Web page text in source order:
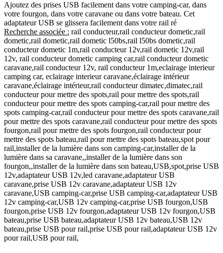
Ajoutez des prises USB facilement dans votre camping-car, dans
votre fourgon, dans votre caravane ou dans votre bateau. Cet
adaptateur USB se glissera facilement dans votre rail ré
Recherche associée : rail conducteur,rail conducteur dometic,rail
dometic,rail dometic,rail dometic l50bs,rail l50bs dometic,rail
conducteur dometic 1m,rail conducteur 12v,rail dometic 12v,rail
12v, rail conducteur dometic camping car,rail conducteur dometic
caravane,rail conducteur 12v, rail conducteur 1m,eclairage interieur
camping car, eclairage interieur caravane,éclairage intérieur
caravane,éclairage intérieur,rail conducteur dimatec,dimatec,rail
conducteur pour mettre des spots,rail pour mettre des spots,rail
conducteur pour mettre des spots camping-car,rail pour mettre des
spots camping-car,rail conducteur pour mettre des spots caravane,rail
pour mettre des spots caravane,rail conducteur pour mettre des spots
fourgon,rail pour mettre des spots fourgon,rail conducteur pour
mettre des spots bateau,rail pour mettre des spots bateau,spot pour
rail,installer de la lumière dans son camping-car,installer de la
lumière dans sa caravane,,installer de la lumière dans son
fourgon,,installer de la lumière dans son bateau,USB,spot,prise USB
12v,adaptateur USB 12v,led caravane,adaptateur USB
caravane,prise USB 12v caravane,adaptateur USB 12v
caravane,USB camping-car,prise USB camping-car,adaptateur USB
12v camping-car,USB 12v camping-car,prise USB fourgon,USB
fourgon,prise USB 12v fourgon,adaptateur USB 12v fourgon,USB
bateau,prise USB bateau,adaptateur USB 12v bateau,USB 12v
bateau,prise USB pour rail,prise USB pour rail,adaptateur USB 12v
pour rail,USB pour rail,